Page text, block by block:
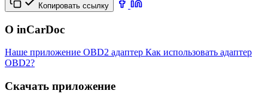
Копировать ссылку
О inCarDoc
Наше приложение OBD2 адаптер Как использовать адаптер
OBD2?
Скачать приложение